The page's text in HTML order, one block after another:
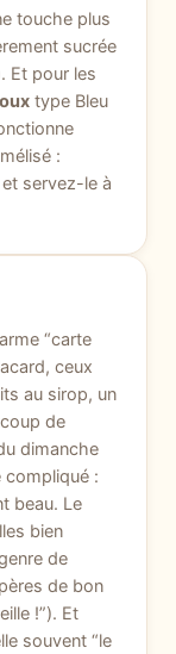
touche plus
sucrée
Et pour les
type Bleu
:
servez-le à
“carte
ceux
au sirop, un
de
dimanche
compliqué :
beau. Le
bien
de
de bon
!”). Et
souvent “le